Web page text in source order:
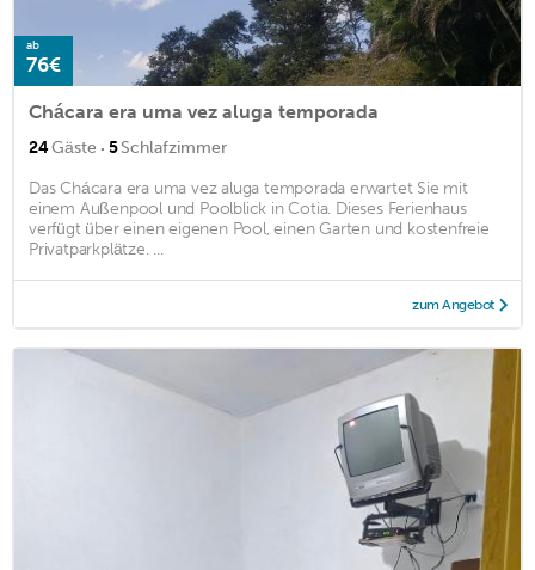
ab
76€
Chácara era uma vez aluga temporada
24Gäste · 5Schlafzimmer
Das Chácara era uma vez aluga temporada erwartet Sie mit
einem Außenpool und Poolblick in Cotia. Dieses Ferienhaus
verfügt über einen eigenen Pool, einen Garten und kostenfreie
Privatparkplätze. ...
zum Angebot